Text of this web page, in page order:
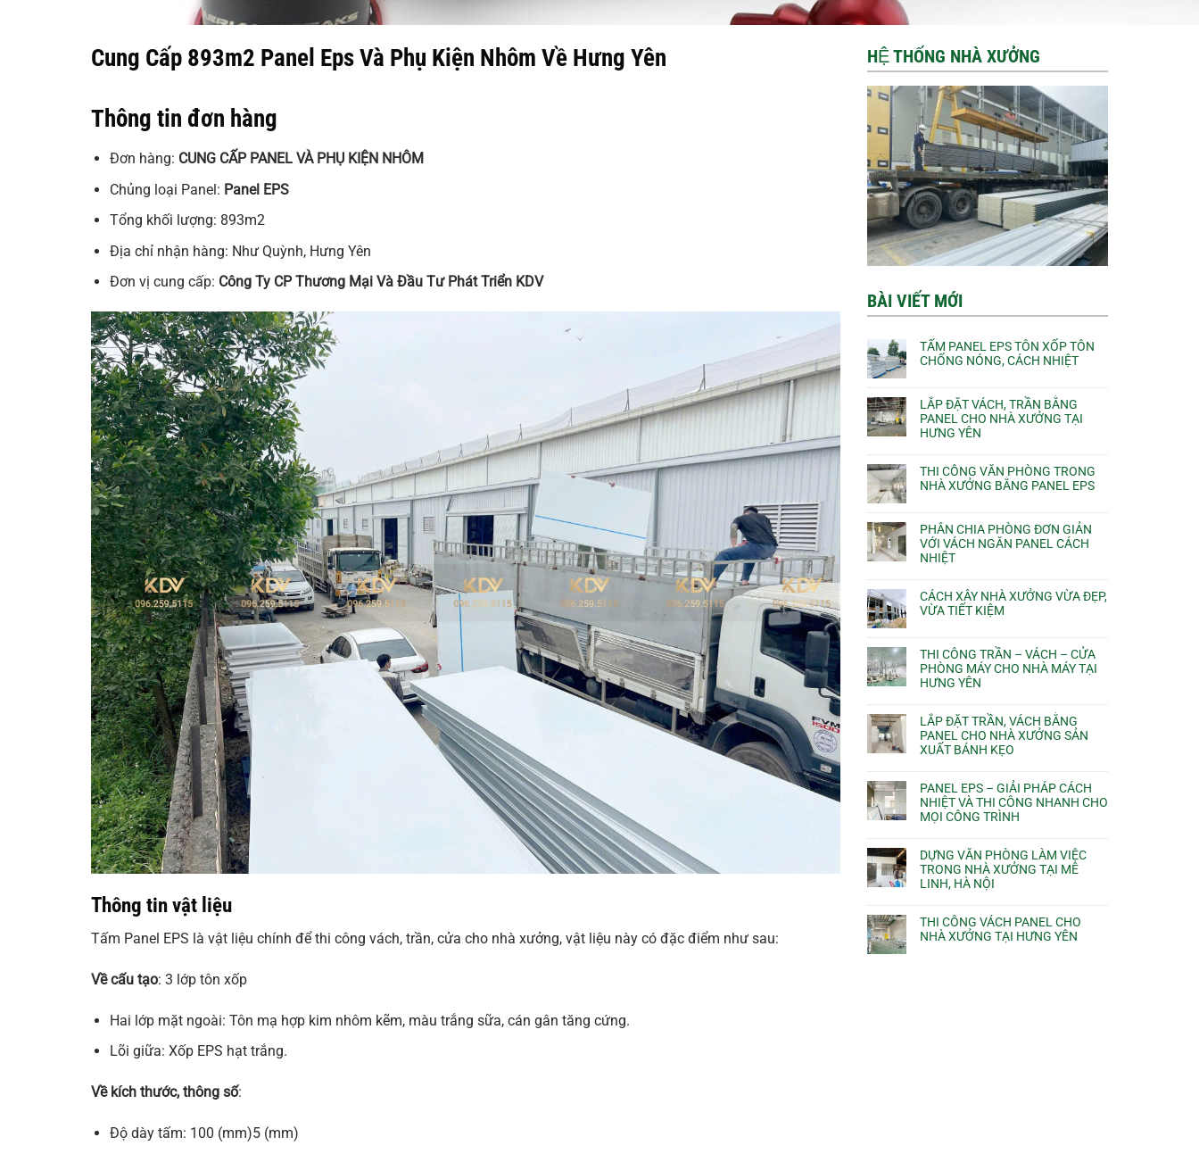
Cung Cấp 893m2 Panel Eps Và Phụ Kiện Nhôm Về Hưng Yên
Thông tin đơn hàng
Đơn hàng: CUNG CẤP PANEL VÀ PHỤ KIỆN NHÔM
Chủng loại Panel: Panel EPS
Tổng khối lượng: 893m2
Địa chỉ nhận hàng: Như Quỳnh, Hưng Yên
Đơn vị cung cấp: Công Ty CP Thương Mại Và Đầu Tư Phát Triển KDV
Thông tin vật liệu
Tấm Panel EPS là vật liệu chính để thi công vách, trần, cửa cho nhà xưởng, vật liệu này có đặc điểm như sau:
Về cấu tạo: 3 lớp tôn xốp
Hai lớp mặt ngoài: Tôn mạ hợp kim nhôm kẽm, màu trắng sữa, cán gân tăng cứng.
Lõi giữa: Xốp EPS hạt trắng.
Về kích thước, thông số:
Độ dày tấm: 100 (mm)5 (mm)
HỆ THỐNG NHÀ XƯỞNG
BÀI VIẾT MỚI
TẤM PANEL EPS TÔN XỐP TÔN
CHỐNG NÓNG, CÁCH NHIỆT
LẮP ĐẶT VÁCH, TRẦN BẰNG
PANEL CHO NHÀ XƯỞNG TẠI
HƯNG YÊN
THI CÔNG VĂN PHÒNG TRONG
NHÀ XƯỞNG BẰNG PANEL EPS
PHÂN CHIA PHÒNG ĐƠN GIẢN
VỚI VÁCH NGĂN PANEL CÁCH
NHIỆT
CÁCH XÂY NHÀ XƯỞNG VỪA ĐẸP,
VỪA TIẾT KIỆM
THI CÔNG TRẦN – VÁCH – CỬA
PHÒNG MÁY CHO NHÀ MÁY TẠI
HƯNG YÊN
LẮP ĐẶT TRẦN, VÁCH BẰNG
PANEL CHO NHÀ XƯỞNG SẢN
XUẤT BÁNH KẸO
PANEL EPS – GIẢI PHÁP CÁCH
NHIỆT VÀ THI CÔNG NHANH CHO
MỌI CÔNG TRÌNH
DỰNG VĂN PHÒNG LÀM VIỆC
TRONG NHÀ XƯỞNG TẠI MÊ
LINH, HÀ NỘI
THI CÔNG VÁCH PANEL CHO
NHÀ XƯỞNG TẠI HƯNG YÊN